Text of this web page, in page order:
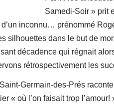
Samedi-Soir » prit
inconnu… prénommé
silhouettes dans le but de
décadence qui régnait
rétrospectivement les
Germain-des-Prés
« où l’on faisait trop